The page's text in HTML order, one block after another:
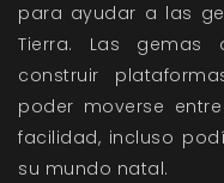
para ayudar a las
Tierra. Las gemas
construir
poder moverse
facilidad, incluso
su mundo natal.